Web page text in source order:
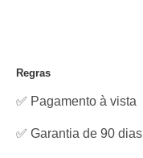
Regras
✅ Pagamento à vista
✅ Garantia de 90 dias